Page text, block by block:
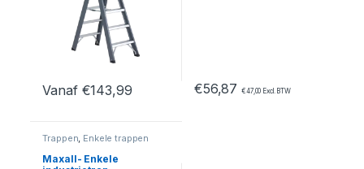
Vanaf €143,99 €56,87 €47,00 Excl. BTW
Trappen, Enkele trappen
Maxall- Enkele